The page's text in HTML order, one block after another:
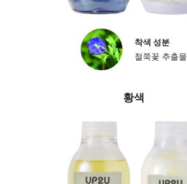
착색 성분
철쭉꽃 추출물
황색